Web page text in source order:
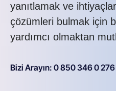
yanıtlamak ve
çözümleri bulmak için
yardımcı olmaktan
Bizi Arayın: 0 850 346 0 276